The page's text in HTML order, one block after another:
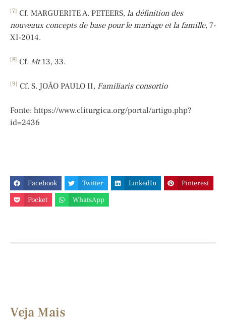
[7] Cf. MARGUERITE A. PETEERS, la définition des
nouveaux concepts de base pour le mariage et la famille, 7-
XI-2014.
[8] Cf. Mt13, 33.
[9] Cf. S. JOÃO PAULO II, Familiaris consortio
Fonte: https://www.cliturgica.org/portal/artigo.php?
id=2436
Facebook Twitter LinkedIn
Pinterest
Pocket
WhatsApp
Veja Mais